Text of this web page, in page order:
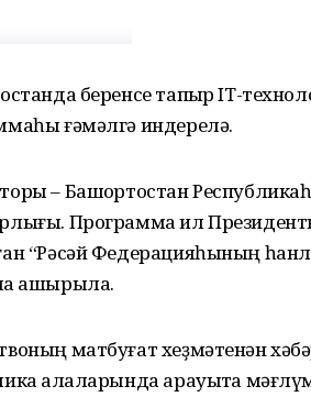
беренсе тапҡыр IT-
ғәмәлгә индерелә.
– Башҡортостан
Программа ил
“Рәсәй Федерацияһының
ашырыла.
матбуғат хеҙмәтенән
ҡалаларында арауыҡта